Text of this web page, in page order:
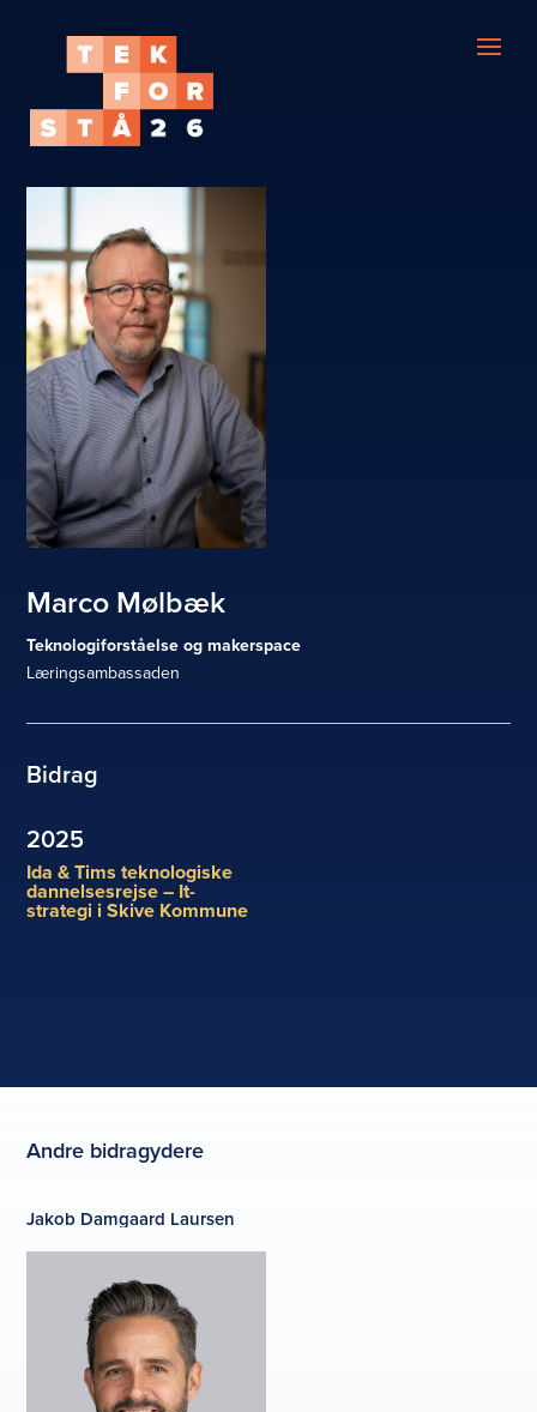
Marco Mølbæk
Teknologiforståelse og makerspace
Læringsambassaden
Bidrag
2025
Ida & Tims teknologiske
dannelsesrejse – It-
strategi i Skive Kommune
Andre bidragydere
Jakob Damgaard Laursen